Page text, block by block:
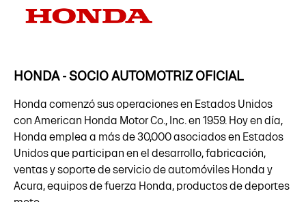
HONDA - SOCIO AUTOMOTRIZ OFICIAL
Honda comenzó sus operaciones en Estados Unidos
con American Honda Motor Co., Inc. en 1959. Hoy en día,
Honda emplea a más de 30,000 asociados en Estados
Unidos que participan en el desarrollo, fabricación,
ventas y soporte de servicio de automóviles Honda y
Acura, equipos de fuerza Honda, productos de deportes